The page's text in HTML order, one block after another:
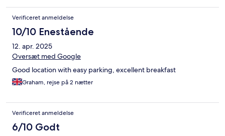
Verificeret anmeldelse
10/10 Enestående
12. apr. 2025
Oversæt med Google
Good location with easy parking, excellent breakfast
Graham, rejse på 2 nætter
Verificeret anmeldelse
6/10 Godt